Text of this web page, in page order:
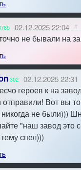
02.12.2025 22:04 #
не бывали на
302 02.12.2025 22:31
героев к на
отправили! Вот вы
не были)))
"наш завод это
спел)))